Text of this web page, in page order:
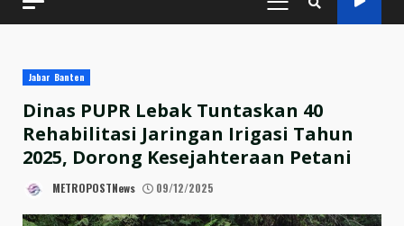
PRIMARY
MENU
Jabar Banten
Dinas PUPR Lebak Tuntaskan 40
Rehabilitasi Jaringan Irigasi Tahun
2025, Dorong Kesejahteraan Petani
METROPOSTNews 09/12/2025